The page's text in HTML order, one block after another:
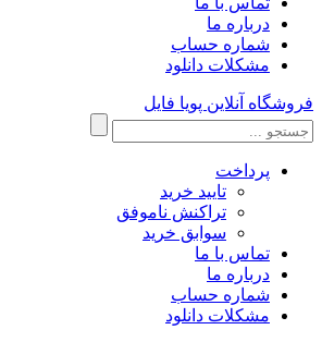
درباره ما
شماره حساب
مشکلات دانلود
فروشگاه آنلاین پویا فایل
پرداخت
تایید خرید
تراکنش ناموفق
سوابق خرید
تماس با ما
درباره ما
شماره حساب
مشکلات دانلود